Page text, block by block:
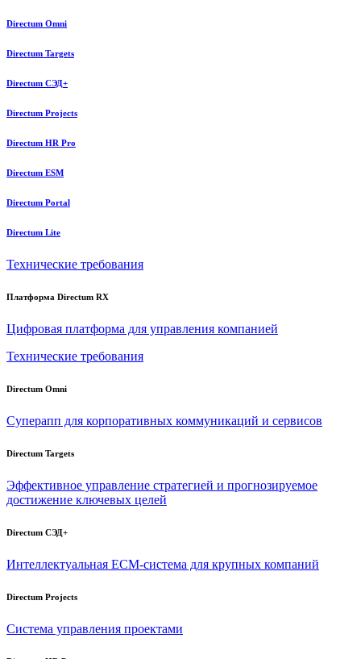
Directum Omni
Directum Targets
Directum СЭД+
Directum Projects
Directum HR Pro
Directum ESM
Directum Portal
Directum Lite
Технические требования
Платформа Directum RX
Цифровая платформа для управления компанией
Технические требования
Directum Omni
Суперапп для корпоративных коммуникаций и сервисов
Directum Targets
Эффективное управление стратегией и прогнозируемое
достижение ключевых целей
Directum СЭД+
Интеллектуальная ECM-система для крупных компаний
Directum Projects
Система управления проектами